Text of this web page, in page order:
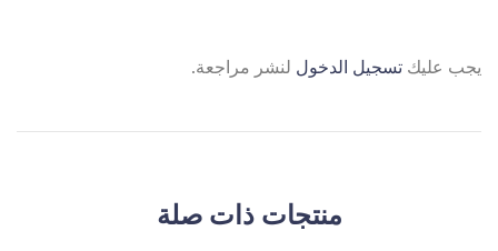
يجب عليك تسجيل الدخول لنشر مراجعة.
منتجات ذات صلة